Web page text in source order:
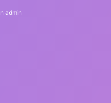
admin